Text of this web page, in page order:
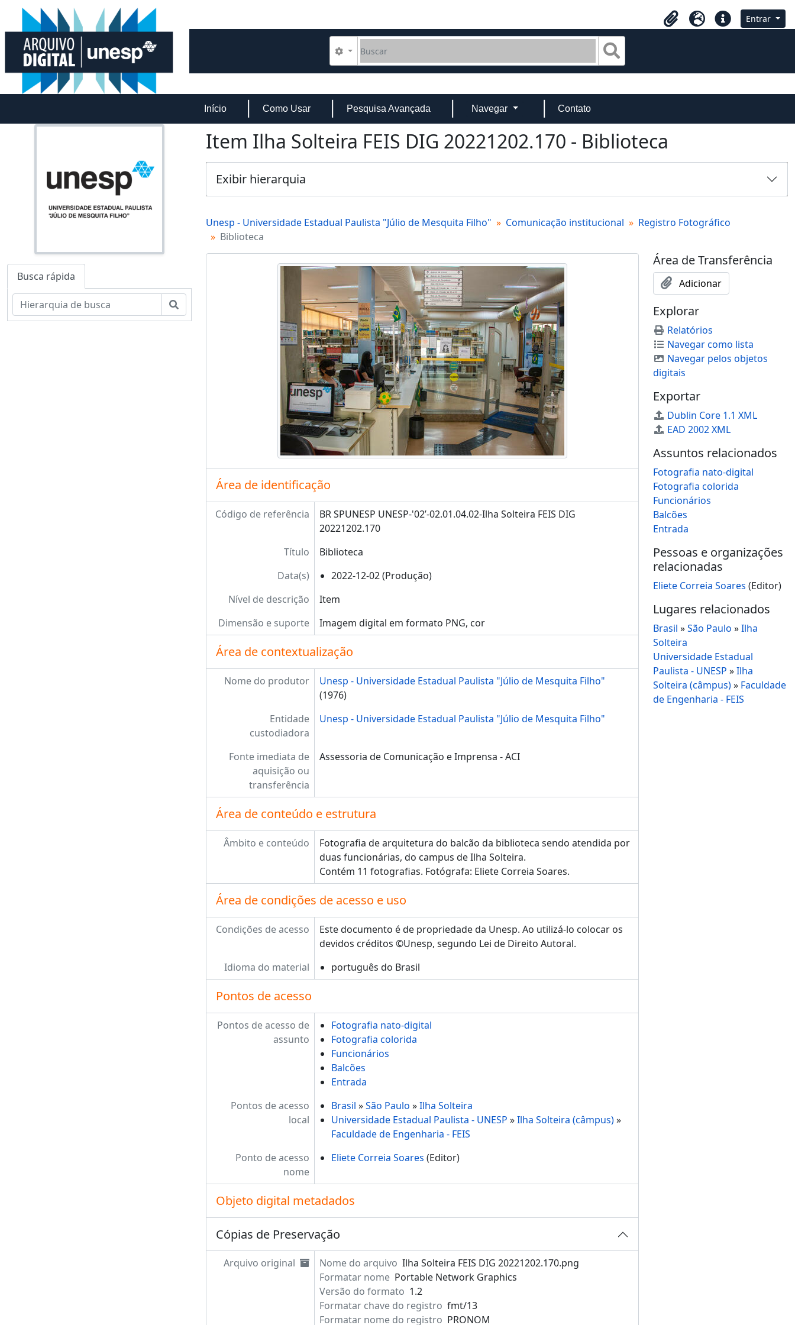
Skip to main content
Área de Transferência
IdiomaAtalhos Entrar
Buscar
Opções de busca
Início Como Usar Pesquisa Avançada Navegar Contato
Busca rápida
Item Ilha Solteira FEIS DIG 20221202.170 - Biblioteca
Exibir hierarquia
Unesp - Universidade Estadual Paulista "Júlio de Mesquita Filho" Comunicação institucional
Registro Fotográfico
Biblioteca
Área de identificação
Código de referência
BR SPUNESP UNESP-'02’-02.01.04.02-Ilha Solteira FEIS DIG
20221202.170
Título
Biblioteca
Data(s)
2022-12-02 (Produção)
Nível de descrição
Item
Dimensão e suporte
Imagem digital em formato PNG, cor
Área de contextualização
Nome do produtor
Unesp - Universidade Estadual Paulista "Júlio de Mesquita Filho"
(1976)
Entidade
custodiadora
Unesp - Universidade Estadual Paulista "Júlio de Mesquita Filho"
Fonte imediata de
aquisição ou
transferência
Assessoria de Comunicação e Imprensa - ACI
Área de conteúdo e estrutura
Âmbito e conteúdo
Fotografia de arquitetura do balcão da biblioteca sendo atendida por
duas funcionárias, do campus de Ilha Solteira.
Contém 11 fotografias. Fotógrafa: Eliete Correia Soares.
Área de condições de acesso e uso
Condições de acesso
Este documento é de propriedade da Unesp. Ao utilizá-lo colocar os
devidos créditos ©Unesp, segundo Lei de Direito Autoral.
Idioma do material
português do Brasil
Pontos de acesso
Pontos de acesso de
assunto
Fotografia nato-digital
Fotografia colorida
Funcionários
Balcões
Entrada
Pontos de acesso
local
Brasil »São Paulo »Ilha Solteira
Universidade Estadual Paulista - UNESP »Ilha Solteira (câmpus)»
Faculdade de Engenharia - FEIS
Ponto de acesso
nome
Eliete Correia Soares (Editor)
Objeto digital metadados
Cópias de Preservação
Arquivo original Nome do arquivo Ilha Solteira FEIS DIG 20221202.170.png
Formatar nome Portable Network Graphics
Versão do formato 1.2
Formatar chave do registro fmt/13
Formatar nome do registro PRONOM
Área de Transferência
Adicionar
Explorar
Relatórios
Navegar como lista
Navegar pelos objetos
digitais
Exportar
Dublin Core 1.1 XML
EAD 2002 XML
Assuntos relacionados
Fotografia nato-digital
Fotografia colorida
Funcionários
Balcões
Entrada
Pessoas e organizações
relacionadas
Eliete Correia Soares (Editor)
Lugares relacionados
Brasil »São Paulo »Ilha
Solteira
Universidade Estadual
Paulista - UNESP »Ilha
Solteira (câmpus)» Faculdade
de Engenharia - FEIS